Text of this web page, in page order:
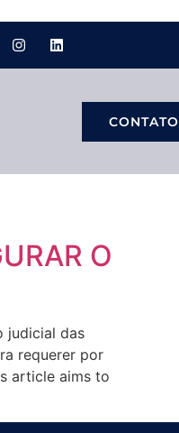
CONTATO
O
judicial das
requerer por
article aims to